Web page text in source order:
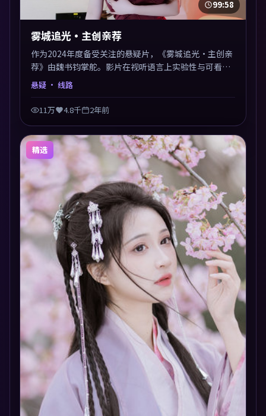
99:58
雾城追光·主创亲荐
作为2024年度备受关注的悬疑片，《雾城追光·主创亲
荐》由魏书钧掌舵。影片在视听语言上实验性与可看性
兼顾，人物关系错综复杂，后劲十足。美术与服化还原
悬疑 · 线路
11万 4.8千 2年前
精选